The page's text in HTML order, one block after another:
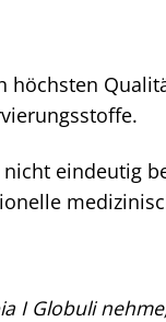
höchsten
eindeutig
I Globuli